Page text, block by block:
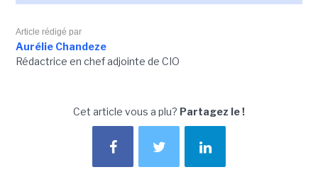
Article rédigé par
Aurélie Chandeze
Rédactrice en chef adjointe de CIO
Cet article vous a plu? Partagez le !